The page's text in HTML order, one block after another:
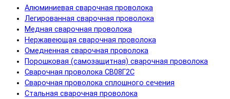
Алюминиевая сварочная проволока
Легированная сварочная проволока
Медная сварочная проволока
Нержавеющая сварочная проволока
Омедненная сварочная проволока
Порошковая (самозащитная) сварочная проволока
Сварочная проволока СВ08Г2С
Сварочная проволока сплошного сечения
Стальная сварочная проволока